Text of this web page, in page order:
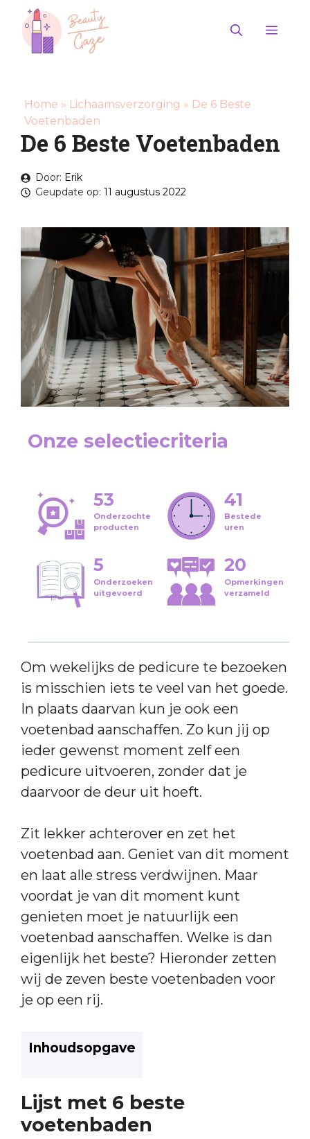
naar
Home » Lichaamsverzorging » De 6 Beste
Voetenbaden
De 6 Beste Voetenbaden
Door: Erik
Geupdate op: 11 augustus 2022
Onze selectiecriteria
53
Onderzochte
producten
41
Bestede
uren
5
Onderzoeken
uitgevoerd
20
Opmerkingen
verzameld
Om wekelijks de pedicure te bezoeken
is misschien iets te veel van het goede.
In plaats daarvan kun je ook een
voetenbad aanschaffen. Zo kun jij op
ieder gewenst moment zelf een
pedicure uitvoeren, zonder dat je
daarvoor de deur uit hoeft.
Zit lekker achterover en zet het
voetenbad aan. Geniet van dit moment
en laat alle stress verdwijnen. Maar
voordat je van dit moment kunt
genieten moet je natuurlijk een
voetenbad aanschaffen. Welke is dan
eigenlijk het beste? Hieronder zetten
wij de zeven beste voetenbaden voor
je op een rij.
Inhoudsopgave
Lijst met 6 beste
voetenbaden